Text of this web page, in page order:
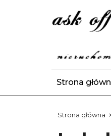
Strona
Strona główna